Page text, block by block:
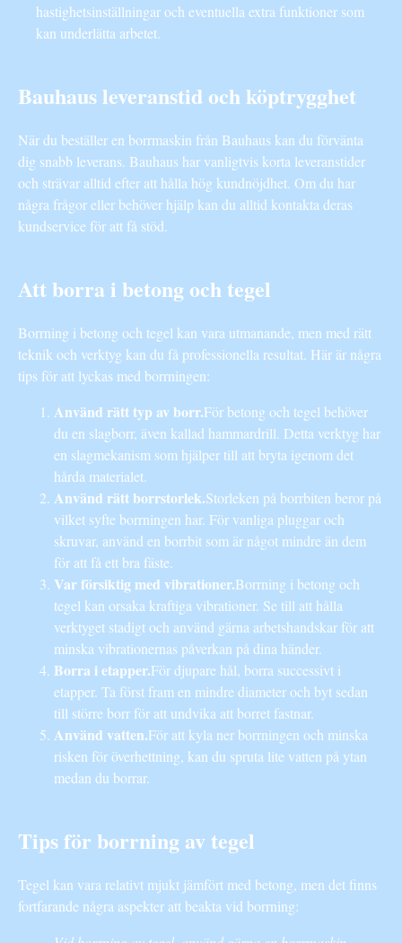
hastighetsinställningar och eventuella extra funktioner som
kan underlätta arbetet.
Bauhaus leveranstid och köptrygghet
När du beställer en borrmaskin från Bauhaus kan du förvänta
dig snabb leverans. Bauhaus har vanligtvis korta leveranstider
och strävar alltid efter att hålla hög kundnöjdhet. Om du har
några frågor eller behöver hjälp kan du alltid kontakta deras
kundservice för att få stöd.
Att borra i betong och tegel
Borrning i betong och tegel kan vara utmanande, men med rätt
teknik och verktyg kan du få professionella resultat. Här är några
tips för att lyckas med borrningen:
Använd rätt typ av borr.För betong och tegel behöver
du en slagborr, även kallad hammardrill. Detta verktyg har
en slagmekanism som hjälper till att bryta igenom det
hårda materialet.
Använd rätt borrstorlek.Storleken på borrbiten beror på
vilket syfte borrningen har. För vanliga pluggar och
skruvar, använd en borrbit som är något mindre än dem
för att få ett bra fäste.
Var försiktig med vibrationer.Borrning i betong och
tegel kan orsaka kraftiga vibrationer. Se till att hålla
verktyget stadigt och använd gärna arbetshandskar för att
minska vibrationernas påverkan på dina händer.
Borra i etapper.För djupare hål, borra successivt i
etapper. Ta först fram en mindre diameter och byt sedan
till större borr för att undvika att borret fastnar.
Använd vatten.För att kyla ner borrningen och minska
risken för överhettning, kan du spruta lite vatten på ytan
medan du borrar.
Tips för borrning av tegel
Tegel kan vara relativt mjukt jämfört med betong, men det finns
fortfarande några aspekter att beakta vid borrning: